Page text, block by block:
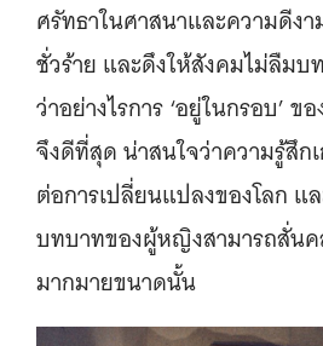
ศรัทธาในศาสนาและความดีงา
ชั่วร้าย และดึงให้สังคมไม่ลืม
ว่าอย่างไรการ ‘อยู่ในกรอบ’ ข
จึงดีที่สุด น่าสนใจว่าความรู้สึก
ต่อการเปลี่ยนแปลงของโลก แ
บทบาทของผู้หญิงสามารถสั่น
มากมายขนาดนั้น